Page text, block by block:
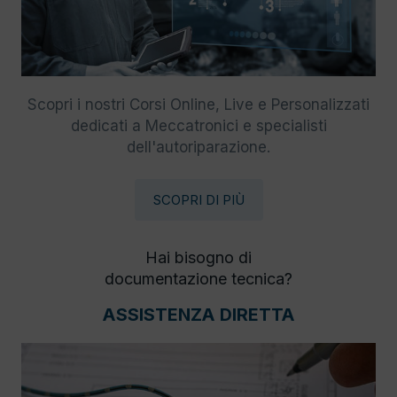
Scopri i nostri Corsi Online, Live e Personalizzati
dedicati a Meccatronici e specialisti
dell'autoriparazione.
SCOPRI DI PIÙ
Hai bisogno di
documentazione tecnica?
ASSISTENZA DIRETTA